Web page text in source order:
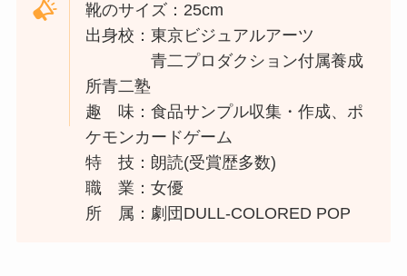
靴のサイズ：25cm
出身校：東京ビジュアルアーツ
青二プロダクション付属養成
所青二塾
趣 味：食品サンプル収集・作成、ポ
ケモンカードゲーム
特 技：朗読(受賞歴多数)
職 業：女優
所 属：劇団DULL-COLORED POP